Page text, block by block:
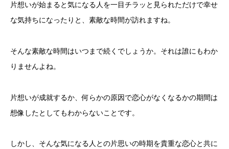
片想いが始まると気になる人を一目チラッと見られただけで幸せ
な気持ちになったりと、素敵な時間が訪れますね。
そんな素敵な時間はいつまで続くでしょうか。それは誰にもわか
りませんよね。
片想いが成就するか、何らかの原因で恋心がなくなるかの期間は
想像したとしてもわからないことです。
しかし、そんな気になる人との片思いの時期を貴重な恋心と共に